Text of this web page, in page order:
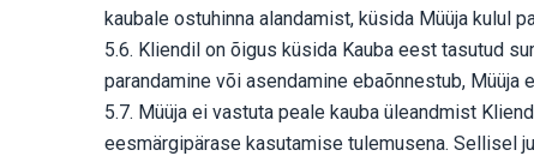
kaubale ostuhinna alandamist, küsida Müüja kulul
5.6. Kliendil on õigus küsida Kauba eest tasutud
parandamine või asendamine ebaõnnestub,
5.7. Müüja ei vastuta peale kauba üleandmist
eesmärgipärase kasutamise tulemusena. Sellisel